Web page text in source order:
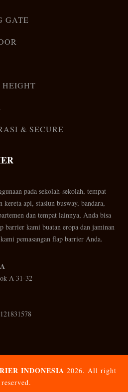
GATE
& SECURE
pada sekolah-sekolah, tempat
api, stasiun busway, bandara,
dan tempat lainnya, Anda bisa
barrier kami buatan eropa dan jaminan
pemasangan flap barrier Anda.
A 31-32
INDONESIA 2026. All right
reserved.